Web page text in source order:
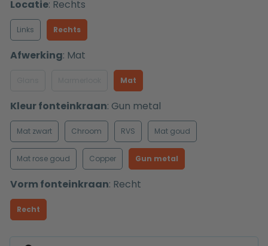
Locatie: Rechts
Links Rechts
Afwerking: Mat
Mat
Kleur fonteinkraan: Gun metal
Mat zwart Chroom RVS Mat goud
Mat rose goud Copper Gun metal
Vorm fonteinkraan: Recht
Recht